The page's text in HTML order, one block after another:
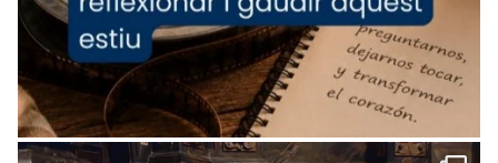
«Avui les santes Juliana i Semproniana ens
ajuden a alçar la mirada»
Mons. Sergi Gordo, bisbe de Tortosa, ha
presidit aquest 27 de juliol la missa de Les
Santes de Mataró.